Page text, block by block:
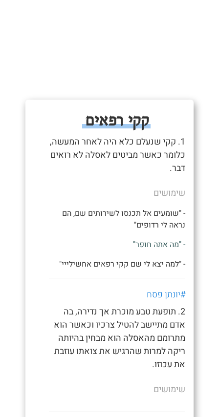
קקי רפאים
1. קקי שנעלם כלא היה לאחר המעשה,
כלומר כאשר מביטים לאסלה לא רואים
דבר.
שימושים
- "שומעים אל תכנסו לשירותים שם, הם
נראה לי רדופים"
- "מה אתה חופר"
- "למה יצא לי שם קקי רפאים אחשילייי"
#יונתן פסח
2. תופעת טבע מוכרת אך נדירה, בה
אדם מתיישב להטיל צרכיו וכאשר הוא
מתרומם מהאסלה הוא מבחין בהיותה
ריקה למרות שהרגיש את צואתו עוזבת
את עכוזו.
שימושים